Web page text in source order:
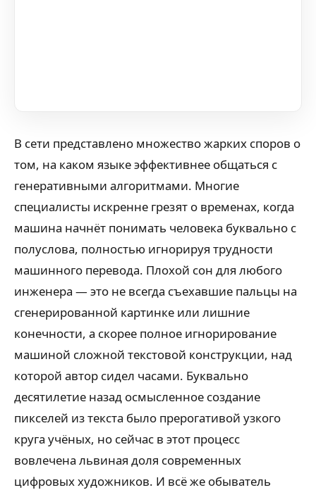
В сети представлено множество жарких споров о
том, на каком языке эффективнее общаться с
генеративными алгоритмами. Многие
специалисты искренне грезят о временах, когда
машина начнёт понимать человека буквально с
полуслова, полностью игнорируя трудности
машинного перевода. Плохой сон для любого
инженера — это не всегда съехавшие пальцы на
сгенерированной картинке или лишние
конечности, а скорее полное игнорирование
машиной сложной текстовой конструкции, над
которой автор сидел часами. Буквально
десятилетие назад осмысленное создание
пикселей из текста было прерогативой узкого
круга учёных, но сейчас в этот процесс
вовлечена львиная доля современных
цифровых художников. И всё же обыватель